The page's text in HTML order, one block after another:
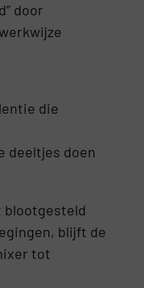
door
die
deeltjes doen
blootgesteld
blijft de
tot